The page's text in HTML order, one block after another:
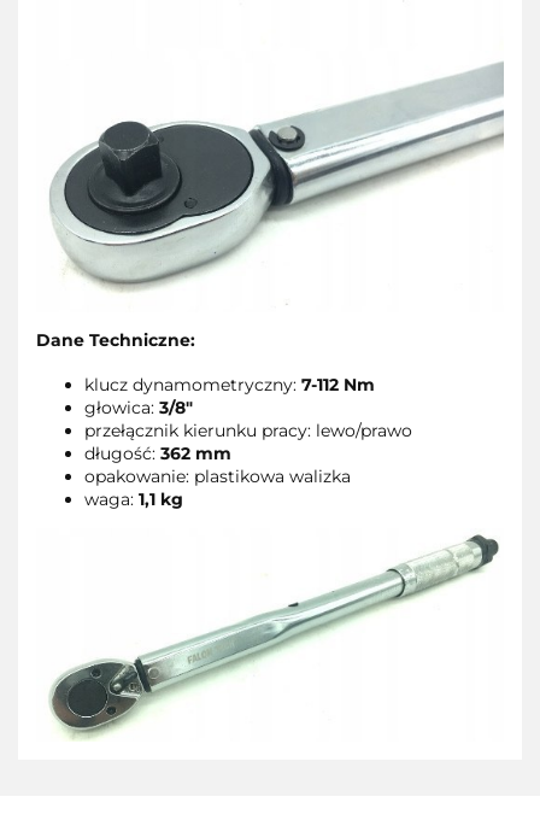
Dane Techniczne:
klucz dynamometryczny: 7-112 Nm
głowica: 3/8"
przełącznik kierunku pracy: lewo/prawo
długość: 362 mm
opakowanie: plastikowa walizka
waga: 1,1 kg